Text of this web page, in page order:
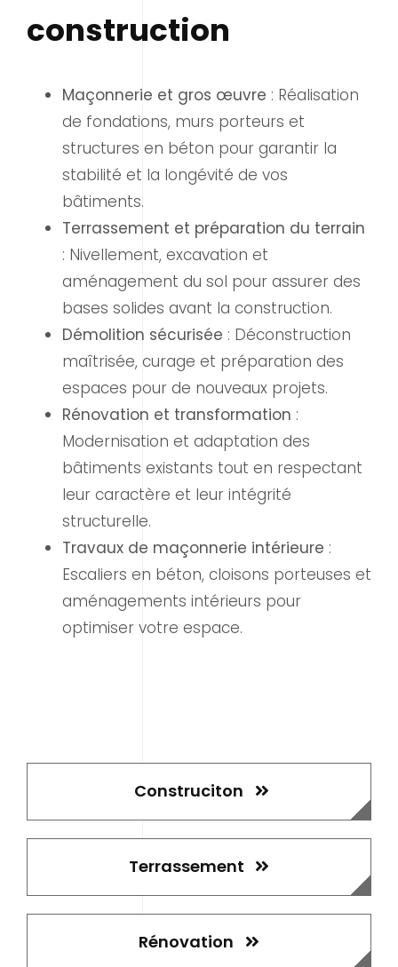
construction
Maçonnerie et gros œuvre : Réalisation
de fondations, murs porteurs et
structures en béton pour garantir la
stabilité et la longévité de vos
bâtiments.
Terrassement et préparation du terrain
: Nivellement, excavation et
aménagement du sol pour assurer des
bases solides avant la construction.
Démolition sécurisée : Déconstruction
maîtrisée, curage et préparation des
espaces pour de nouveaux projets.
Rénovation et transformation :
Modernisation et adaptation des
bâtiments existants tout en respectant
leur caractère et leur intégrité
structurelle.
Travaux de maçonnerie intérieure :
Escaliers en béton, cloisons porteuses et
aménagements intérieurs pour
optimiser votre espace.
Construciton
Terrassement
Rénovation